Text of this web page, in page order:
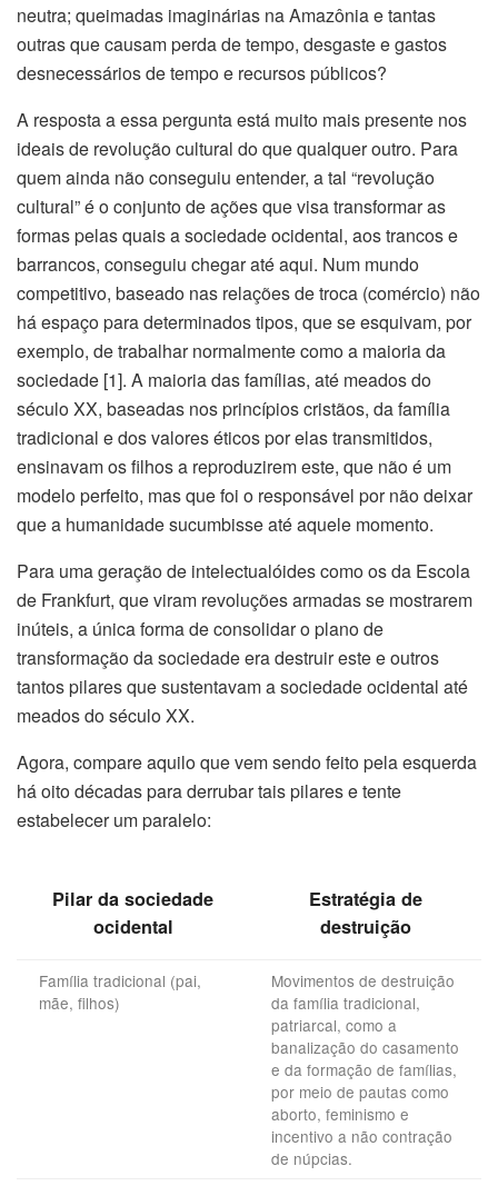
neutra; queimadas imaginárias na Amazônia e tantas
outras que causam perda de tempo, desgaste e gastos
desnecessários de tempo e recursos públicos?
A resposta a essa pergunta está muito mais presente nos
ideais de revolução cultural do que qualquer outro. Para
quem ainda não conseguiu entender, a tal “revolução
cultural” é o conjunto de ações que visa transformar as
formas pelas quais a sociedade ocidental, aos trancos e
barrancos, conseguiu chegar até aqui. Num mundo
competitivo, baseado nas relações de troca (comércio) não
há espaço para determinados tipos, que se esquivam, por
exemplo, de trabalhar normalmente como a maioria da
sociedade [1]. A maioria das famílias, até meados do
século XX, baseadas nos princípios cristãos, da família
tradicional e dos valores éticos por elas transmitidos,
ensinavam os filhos a reproduzirem este, que não é um
modelo perfeito, mas que foi o responsável por não deixar
que a humanidade sucumbisse até aquele momento.
Para uma geração de intelectualóides como os da Escola
de Frankfurt, que viram revoluções armadas se mostrarem
inúteis, a única forma de consolidar o plano de
transformação da sociedade era destruir este e outros
tantos pilares que sustentavam a sociedade ocidental até
meados do século XX.
Agora, compare aquilo que vem sendo feito pela esquerda
há oito décadas para derrubar tais pilares e tente
estabelecer um paralelo:
Pilar da sociedade
ocidental
Estratégia de
destruição
Família tradicional (pai,
mãe, filhos)
Movimentos de destruição
da família tradicional,
patriarcal, como a
banalização do casamento
e da formação de famílias,
por meio de pautas como
aborto, feminismo e
incentivo a não contração
de núpcias.